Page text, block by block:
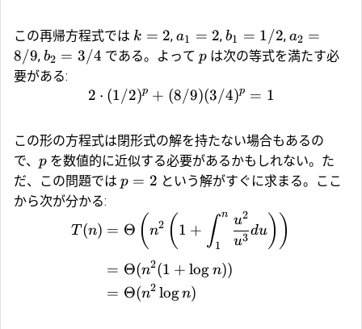
この再帰方程式では k = 2,a1 = 2,b1 = 1/2, a2 =
8/9, b2 = 3/4 である。よって pは次の等式を満たす必
要がある:
2 ⋅ (1/2)p + (8/9)(3/4)p = 1
この形の方程式は閉形式の解を持たない場合もあるの
で、 p を数値的に近似する必要があるかもしれない。た
だ、この問題では p = 2 という解がすぐに求まる。ここ
から次が分かる:
T (n) = Θ ( n2 ( 1 + ∫1
n
u3
u2
du ))
= Θ(n2(1 + log n))
= Θ(n2 logn)